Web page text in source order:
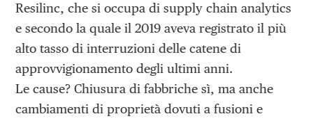
Resilinc, che si occupa di supply chain analytics
e secondo la quale il 2019 aveva registrato il più
alto tasso di interruzioni delle catene di
approvvigionamento degli ultimi anni.
Le cause? Chiusura di fabbriche sì, ma anche
cambiamenti di proprietà dovuti a fusioni e